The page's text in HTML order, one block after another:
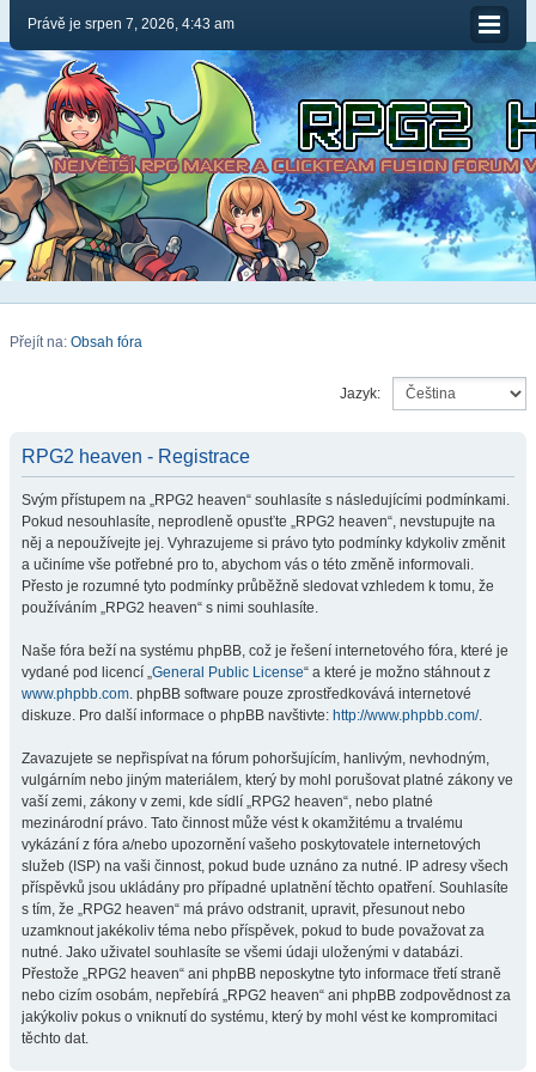
Právě je srpen 7, 2026, 4:43 am
Přejít na: Obsah fóra
Jazyk:
RPG2 heaven - Registrace
Svým přístupem na „RPG2 heaven“ souhlasíte s následujícími podmínkami.
Pokud nesouhlasíte, neprodleně opusťte „RPG2 heaven“, nevstupujte na
něj a nepoužívejte jej. Vyhrazujeme si právo tyto podmínky kdykoliv změnit
a učiníme vše potřebné pro to, abychom vás o této změně informovali.
Přesto je rozumné tyto podmínky průběžně sledovat vzhledem k tomu, že
používáním „RPG2 heaven“ s nimi souhlasíte.
Naše fóra beží na systému phpBB, což je řešení internetového fóra, které je
vydané pod licencí „General Public License“ a které je možno stáhnout z
www.phpbb.com. phpBB software pouze zprostředkovává internetové
diskuze. Pro další informace o phpBB navštivte: http://www.phpbb.com/.
Zavazujete se nepřispívat na fórum pohoršujícím, hanlivým, nevhodným,
vulgárním nebo jiným materiálem, který by mohl porušovat platné zákony ve
vaší zemi, zákony v zemi, kde sídlí „RPG2 heaven“, nebo platné
mezinárodní právo. Tato činnost může vést k okamžitému a trvalému
vykázání z fóra a/nebo upozornění vašeho poskytovatele internetových
služeb (ISP) na vaši činnost, pokud bude uznáno za nutné. IP adresy všech
příspěvků jsou ukládány pro případné uplatnění těchto opatření. Souhlasíte
s tím, že „RPG2 heaven“ má právo odstranit, upravit, přesunout nebo
uzamknout jakékoliv téma nebo příspěvek, pokud to bude považovat za
nutné. Jako uživatel souhlasíte se všemi údaji uloženými v databázi.
Přestože „RPG2 heaven“ ani phpBB neposkytne tyto informace třetí straně
nebo cizím osobám, nepřebírá „RPG2 heaven“ ani phpBB zodpovědnost za
jakýkoliv pokus o vniknutí do systému, který by mohl vést ke kompromitaci
těchto dat.